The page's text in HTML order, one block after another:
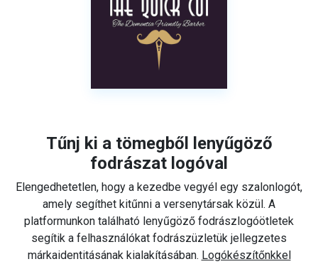
Tűnj ki a tömegből lenyűgöző
fodrászat logóval
Elengedhetetlen, hogy a kezedbe vegyél egy szalonlogót,
amely segíthet kitűnni a versenytársak közül. A
platformunkon található lenyűgöző fodrászlogóötletek
segítik a felhasználókat fodrászüzletük jellegzetes
márkaidentitásának kialakításában. Logókészítőnkkel